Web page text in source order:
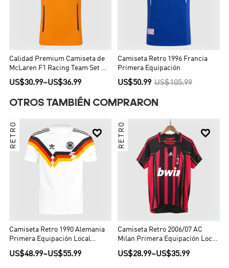
Calidad Premium Camiseta de
McLaren F1 Racing Team Set Up
T-Shirt Orange Hombre Naranja
US$30.99~US$36.99
Camiseta Retro 1996 Francia
Primera Equipación
US$50.99 US$105.99
OTROS TAMBIÉN COMPRARON

RETRO
Camiseta Retro 1990 Alemania
Primera Equipación Local
Hombre - Versión Hincha
US$48.99~US$55.99

RETRO
Camiseta Retro 2006/07 AC
Milan Primera Equipación Local
Hombre - Versión Hincha
US$28.99~US$35.99